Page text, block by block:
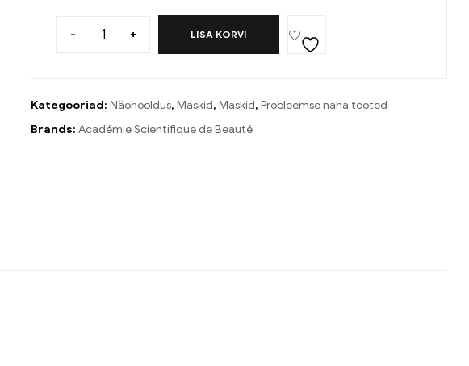
- + LISA KORVI
Kategooriad: Näohooldus, Maskid, Maskid, Probleemse naha tooted
Brands: Académie Scientifique de Beauté